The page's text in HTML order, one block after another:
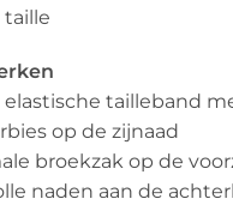
taille
elastische tailleband
op de zijnaad
broekzak op de
naden aan de